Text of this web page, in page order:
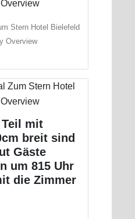
Stern Hotel Bielefeld
Overview
mit
breit sind
Gäste
um 815 Uhr
die Zimmer